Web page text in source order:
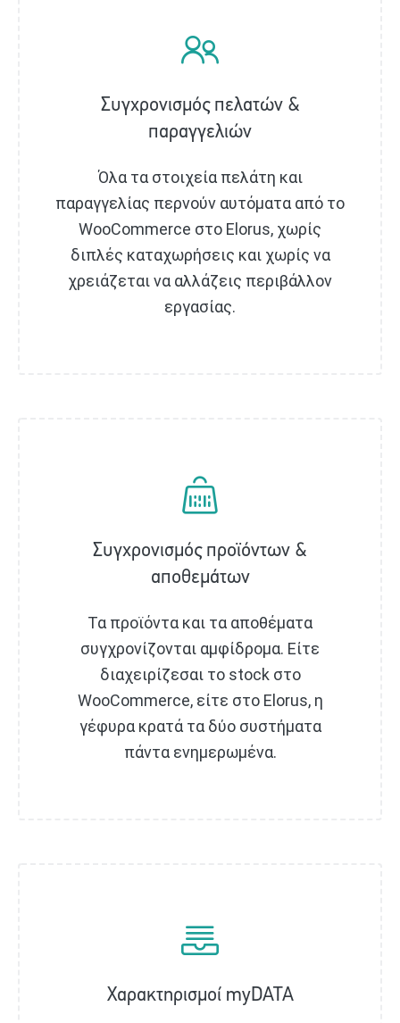
Συγχρονισμός πελατών &
παραγγελιών
Όλα τα στοιχεία πελάτη και
παραγγελίας περνούν αυτόματα από το
WooCommerce στο Elorus, χωρίς
διπλές καταχωρήσεις και χωρίς να
χρειάζεται να αλλάζεις περιβάλλον
εργασίας.
Συγχρονισμός προϊόντων &
αποθεμάτων
Τα προϊόντα και τα αποθέματα
συγχρονίζονται αμφίδρομα. Είτε
διαχειρίζεσαι το stock στο
WooCommerce, είτε στο Elorus, η
γέφυρα κρατά τα δύο συστήματα
πάντα ενημερωμένα.
Χαρακτηρισμοί myDATA